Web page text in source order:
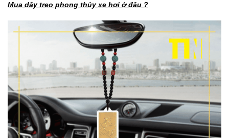
Mua dây treo phong thủy xe hơi ở đâu ?